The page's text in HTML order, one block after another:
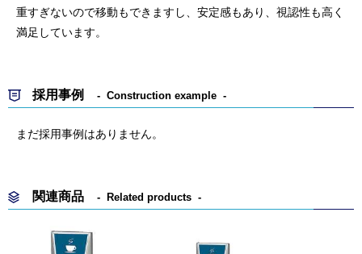
重すぎないので移動もできますし、安定感もあり、視認性も高く
満足しています。
採用事例 Construction example
まだ採用事例はありません。
関連商品 Related products